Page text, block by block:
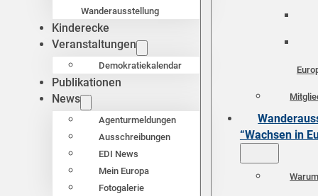
Wanderausstellung
Kinderecke
Veranstaltungen
Demokratiekalendar
Publikationen
News
Agenturmeldungen
Ausschreibungen
EDI News
Mein Europa
Fotogalerie
“Wachsen in